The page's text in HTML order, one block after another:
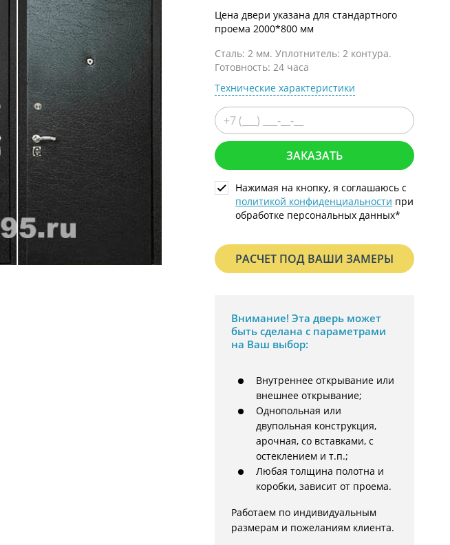
Коричневые двери
Цена двери указана для стандартного
проема 2000*800 мм
Сталь: 2 мм. Уплотнитель: 2 контура.
Готовность: 24 часа
Технические характеристики
ЗАКАЗАТЬ
Нажимая на кнопку, я соглашаюсь с
политикой конфиденциальности при
обработке персональных данных*
РАСЧЕТ ПОД ВАШИ ЗАМЕРЫ
Внимание! Эта дверь может
быть сделана с параметрами
на Ваш выбор:
Внутреннее открывание или
внешнее открывание;
Однопольная или
двупольная конструкция,
арочная, со вставками, с
остеклением и т.п.;
Любая толщина полотна и
коробки, зависит от проема.
Работаем по индивидуальным
размерам и пожеланиям клиента.